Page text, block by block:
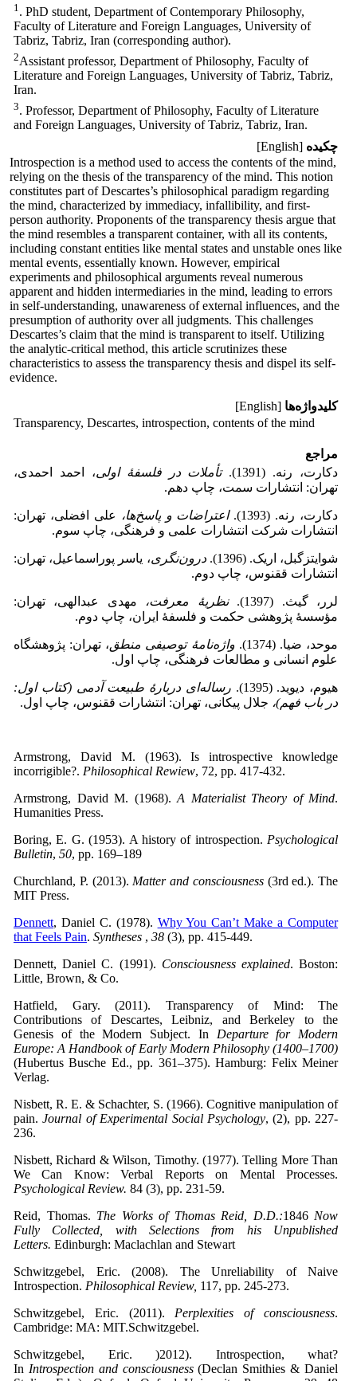
1 . PhD student, Department of Contemporary Philosophy,
Faculty of Literature and Foreign Languages, University of
Tabriz, Tabriz, Iran (corresponding author).
2Assistant professor, Department of Philosophy, Faculty of
Literature and Foreign Languages, University of Tabriz, Tabriz,
Iran.
3. Professor, Department of Philosophy, Faculty of Literature
and Foreign Languages, University of Tabriz, Tabriz, Iran.
چکیده [English]
Introspection is a method used to access the contents of the mind,
relying on the thesis of the transparency of the mind. This notion
constitutes part of Descartes’s philosophical paradigm regarding
the mind, characterized by immediacy, infallibility, and first-
person authority. Proponents of the transparency thesis argue that
the mind resembles a transparent container, with all its contents,
including constant entities like mental states and unstable ones like
mental events, essentially known. However, empirical
experiments and philosophical arguments reveal numerous
apparent and hidden intermediaries in the mind, leading to errors
in self-understanding, unawareness of external influences, and the
presumption of authority over all judgments. This challenges
Descartes’s claim that the mind is transparent to itself. Utilizing
the analytic-critical method, this article scrutinizes these
characteristics to assess the transparency thesis and dispel its self-
evidence.
کلیدواژه‌ها [English]
Transparency, Descartes, introspection, contents of the mind
مراجع
دکارت، رنه. (1391).
تأملات در فلسفهٔ اولی، احمد احمدی،
تهران: انتشارات سمت، چاپ دهم.
دکارت، رنه. (1393). اعتراضات و پاسخها، علی افضلی، تهران:
انتشارات شرکت انتشارات علمی و فرهنگی، چاپ سوم.
شوایتزگبل، اریک. (1396). دروننگری، یاسر پوراسماعیل، تهران:
انتشارات ققنوس، چاپ دوم.
لرر، گیث. (1397). نظریهٔ معرفت، مهدی عبدالهی، تهران:
مؤسسهٔ پژوهشی حکمت و فلسفهٔ ایران، چاپ دوم.
موحد، ضیا. (1374). واژهنامهٔ توصیفی منطق، تهران: پژوهشگاه
علوم انسانی و مطالعات فرهنگی، چاپ اول.
هیوم، دیوید. (1395). رسالهای دربارهٔ طبیعت آدمی (کتاب اول:
در باب فهم)، جلال پیکانی، تهران: انتشارات ققنوس، چاپ اول.
Armstrong, David M. (1963). Is introspective knowledge
incorrigible?. Philosophical Rewiew, 72, pp. 417-432.
Armstrong, David M. (1968). A Materialist Theory of Mind.
Humanities Press.
Boring, E. G. (1953). A history of introspection. Psychological
Bulletin, 50, pp. 169–189
Churchland, P. (2013). Matter and consciousness (3rd ed.). The
MIT Press.
Dennett, Daniel C. (1978). Why You Can’t Make a Computer
that Feels Pain. Syntheses , 38 (3), pp. 415-449.
Dennett, Daniel C. (1991). Consciousness explained. Boston:
Little, Brown, & Co.
Hatfield, Gary. (2011). Transparency of Mind: The
Contributions of Descartes, Leibniz, and Berkeley to the
Genesis of the Modern Subject. In Departure for Modern
Europe: A Handbook of Early Modern Philosophy (1400–1700)
(Hubertus Busche Ed., pp. 361–375). Hamburg: Felix Meiner
Verlag.
Nisbett, R. E. & Schachter, S. (1966). Cognitive manipulation of
pain.Journal of Experimental Social Psychology, (2), pp. 227-
236.
Nisbett, Richard & Wilson, Timothy. (1977). Telling More Than
We Can Know: Verbal Reports on Mental Processes.
Psychological Review. 84 (3), pp. 231-59.
Reid, Thomas. The Works of Thomas Reid, D.D.:1846Now
Fully Collected, with Selections from his Unpublished
Letters. Edinburgh: Maclachlan and Stewart
Schwitzgebel, Eric. (2008). The Unreliability of Naive
Introspection. Philosophical Review, 117, pp. 245-273.
Schwitzgebel, Eric. (2011). Perplexities of consciousness.
Cambridge: MA: MIT.Schwitzgebel.
Schwitzgebel, Eric. )2012). Introspection, what?
In Introspection andconsciousness(Declan Smithies & Daniel